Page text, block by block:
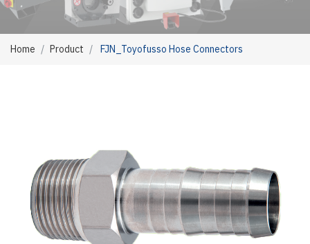
Home Product FJN_Toyofusso Hose Connectors